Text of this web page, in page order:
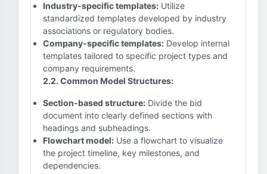
Industry-specific templates: Utilize
standardized templates developed by industry
associations or regulatory bodies.
Company-specific templates: Develop internal
templates tailored to specific project types and
company requirements.
2.2. Common Model Structures:
Section-based structure: Divide the bid
document into clearly defined sections with
headings and subheadings.
Flowchart model: Use a flowchart to visualize
the project timeline, key milestones, and
dependencies.